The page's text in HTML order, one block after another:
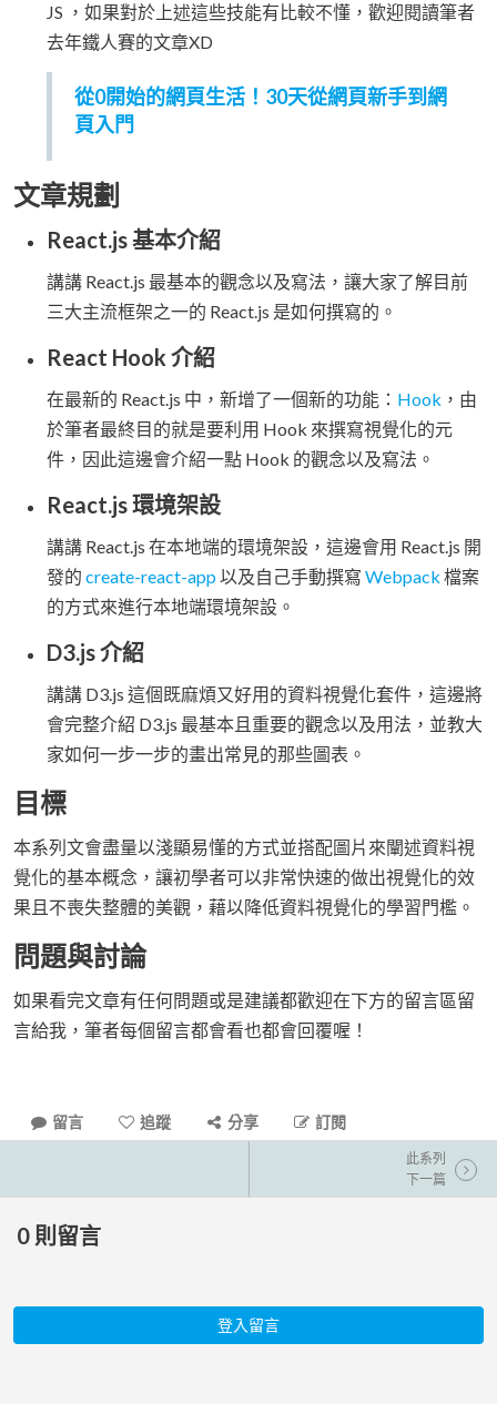
JS ，如果對於上述這些技能有比較不懂，歡迎閱讀筆者
去年鐵人賽的文章XD
從0開始的網頁生活！30天從網頁新手到網
頁入門
文章規劃
React.js 基本介紹
講講 React.js 最基本的觀念以及寫法，讓大家了解目前
三大主流框架之一的 React.js 是如何撰寫的。
React Hook 介紹
在最新的 React.js 中，新增了一個新的功能： Hook ，由
於筆者最終目的就是要利用 Hook 來撰寫視覺化的元
件，因此這邊會介紹一點 Hook 的觀念以及寫法。
React.js 環境架設
講講 React.js 在本地端的環境架設，這邊會用 React.js 開
發的 create-react-app以及自己手動撰寫 Webpack 檔案
的方式來進行本地端環境架設。
D3.js 介紹
講講 D3.js 這個既麻煩又好用的資料視覺化套件，這邊將
會完整介紹 D3.js 最基本且重要的觀念以及用法，並教大
家如何一步一步的畫出常見的那些圖表。
目標
本系列文會盡量以淺顯易懂的方式並搭配圖片來闡述資料視
覺化的基本概念，讓初學者可以非常快速的做出視覺化的效
果且不喪失整體的美觀，藉以降低資料視覺化的學習門檻。
問題與討論
如果看完文章有任何問題或是建議都歡迎在下方的留言區留
言給我，筆者每個留言都會看也都會回覆喔！
留言 追蹤 分享 訂閱
此系列
下一篇
0 則留言
登入留言